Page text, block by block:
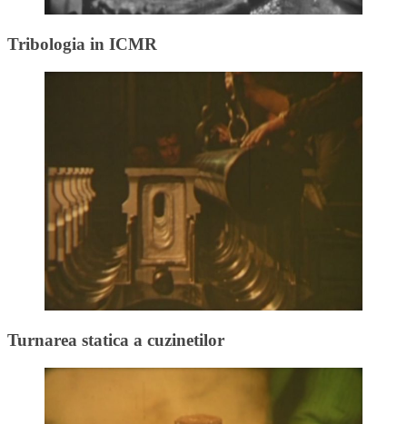
Tribologia in ICMR
Turnarea statica a cuzinetilor